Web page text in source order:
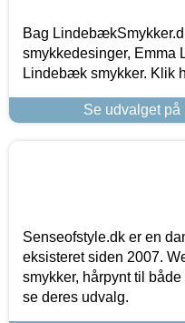
Bag
smykkedesinger, Emma
Lindebæk smykker. Klik
Se udvalget
Senseofstyle.dk er en
eksisteret siden 2007.
smykker, hårpynt til
se deres udvalg.